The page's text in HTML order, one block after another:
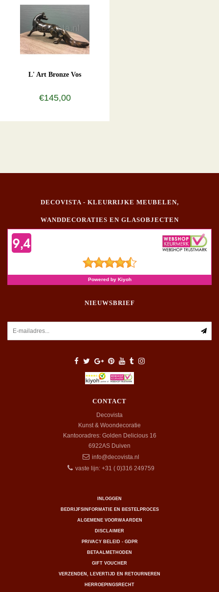
L' Art Bronze Vos
€145,00
DECOVISTA - KLEURRIJKE MEUBELEN,
WANDDECORATIES EN GLASOBJECTEN
NIEUWSBRIEF
CONTACT
Decovista
Kunst & Woondecoratie
Kantooradres: Golden Delicious 16
6922AS Duiven
info@decovista.nl
vaste lijn: +31 ( 0)316 249759
INLOGGEN
BEDRIJFSINFORMATIE EN BESTELPROCES
ALGEMENE VOORWAARDEN
DISCLAIMER
PRIVACY BELEID - GDPR
BETAALMETHODEN
GIFT VOUCHER
VERZENDEN, LEVERTIJD EN RETOURNEREN
HERROEPINGSRECHT